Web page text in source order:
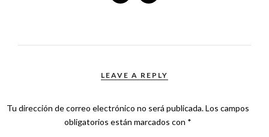
LEAVE A REPLY
Tu dirección de correo electrónico no será publicada.Los campos
obligatorios están marcados con *